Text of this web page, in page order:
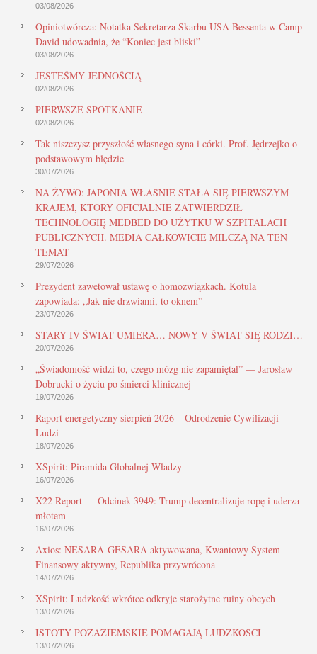
03/08/2026
Opiniotwórcza: Notatka Sekretarza Skarbu USA Bessenta w Camp
David udowadnia, że “Koniec jest bliski”
03/08/2026
JESTEŚMY JEDNOŚCIĄ
02/08/2026
PIERWSZE SPOTKANIE
02/08/2026
Tak niszczysz przyszłość własnego syna i córki. Prof. Jędrzejko o
podstawowym błędzie
30/07/2026
NA ŻYWO: JAPONIA WŁAŚNIE STAŁA SIĘ PIERWSZYM
KRAJEM, KTÓRY OFICJALNIE ZATWIERDZIŁ
TECHNOLOGIĘ MEDBED DO UŻYTKU W SZPITALACH
PUBLICZNYCH. MEDIA CAŁKOWICIE MILCZĄ NA TEN
TEMAT
29/07/2026
Prezydent zawetował ustawę o homozwiązkach. Kotula
zapowiada: „Jak nie drzwiami, to oknem”
23/07/2026
STARY IV ŚWIAT UMIERA… NOWY V ŚWIAT SIĘ RODZI…
20/07/2026
„Świadomość widzi to, czego mózg nie zapamiętał” — Jarosław
Dobrucki o życiu po śmierci klinicznej
19/07/2026
Raport energetyczny sierpień 2026 – Odrodzenie Cywilizacji
Ludzi
18/07/2026
XSpirit: Piramida Globalnej Władzy
16/07/2026
X22 Report — Odcinek 3949: Trump decentralizuje ropę i uderza
młotem
16/07/2026
Axios: NESARA-GESARA aktywowana, Kwantowy System
Finansowy aktywny, Republika przywrócona
14/07/2026
XSpirit: Ludzkość wkrótce odkryje starożytne ruiny obcych
13/07/2026
ISTOTY POZAZIEMSKIE POMAGAJĄ LUDZKOŚCI
13/07/2026